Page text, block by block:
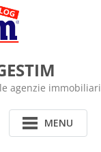
agenzie immobiliari
MENU